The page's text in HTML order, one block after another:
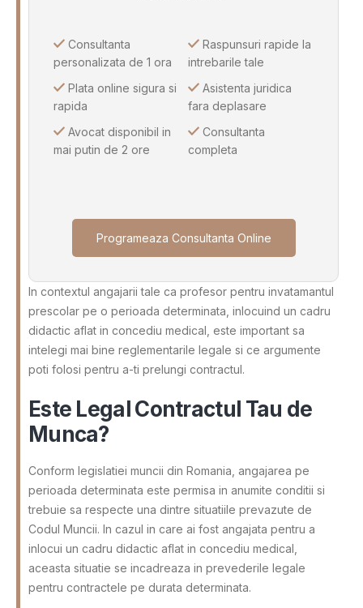
Consultanta
personalizata de 1 ora
Plata online sigura si
rapida
Avocat disponibil in
mai putin de 2 ore
Raspunsuri rapide la
intrebarile tale
Asistenta juridica
fara deplasare
Consultanta
completa
Programeaza Consultanta Online
In contextul angajarii tale ca profesor pentru invatamantul
prescolar pe o perioada determinata, inlocuind un cadru
didactic aflat in concediu medical, este important sa
intelegi mai bine reglementarile legale si ce argumente
poti folosi pentru a-ti prelungi contractul.
Este Legal Contractul Tau de
Munca?
Conform legislatiei muncii din Romania, angajarea pe
perioada determinata este permisa in anumite conditii si
trebuie sa respecte una dintre situatiile prevazute de
Codul Muncii. In cazul in care ai fost angajata pentru a
inlocui un cadru didactic aflat in concediu medical,
aceasta situatie se incadreaza in prevederile legale
pentru contractele pe durata determinata.